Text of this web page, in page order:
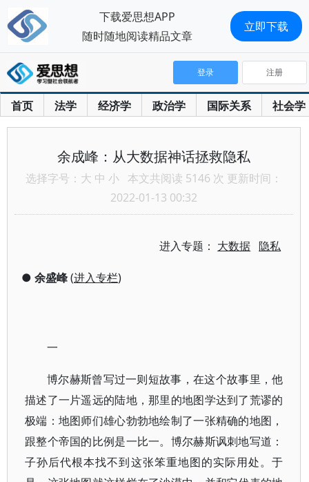
首页 法学 经济学 政治学 国际关系 社会学
登录 注册
余成峰：从大数据神话拯救隐私
选择字号： 大 中 小 本文共阅读 5146 次 更新时间：
2022-01-13 00:32
进入专题： 大数据 隐私
● 余盛峰(进入专栏)
一
博尔赫斯曾写过一则短故事，在这个故事里，他
描述了一片遥远的陆地，那里的地图学达到了荒谬的
极端：地图师们雄心勃勃地绘制了一张精确的地图，
跟整个帝国的比例是一比一。博尔赫斯讽刺地写道：
子孙后代根本找不到这张笨重地图的实际用处。于
下载爱思想APP
随时随地阅读精品文章
立即下载